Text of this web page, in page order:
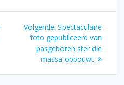
Volgende: Volgend
bericht:
Spectaculaire
foto gepubliceerd van
pasgeboren ster die
massa opbouwt